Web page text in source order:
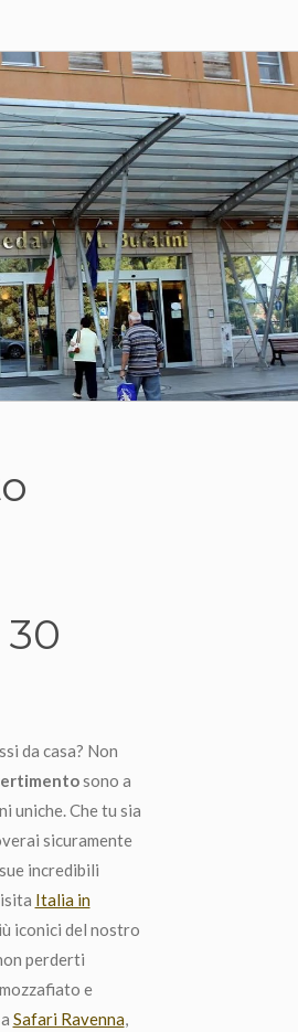
da casa? Non
sono a
uniche. Che tu sia
sicuramente
incredibili
Italia in
iconici del nostro
perderti
e
Safari Ravenna,